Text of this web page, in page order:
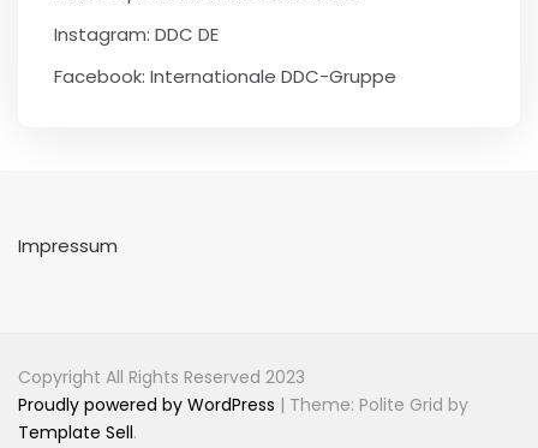
Instagram: DDC DE
Facebook: Internationale DDC-Gruppe
Impressum
Copyright All Rights Reserved 2023
Proudly powered by WordPress | Theme: Polite Grid by
Template Sell.